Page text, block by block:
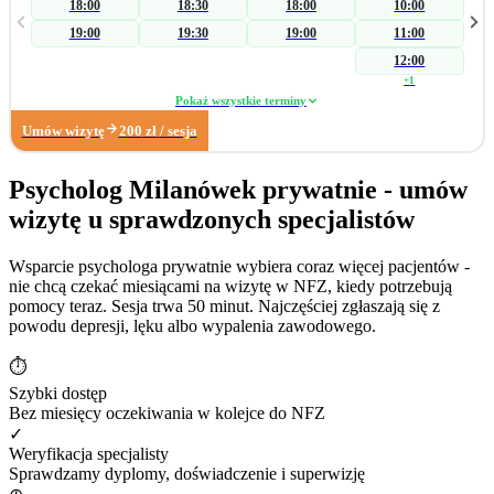
skierowania na badania laboratoryjne w celu wykluczenia somatycznych
przyczyn zaburzenia, a następnie koncentruję się na czynnikach
psychogennych. W zakresie wsparcia seksuologicznego pomagam parom i
osobom indywidualnym podczas konfliktów wpływających na ich seksualność.
Pracuję również z: • zaburzeniami libido (hiperlibidemia, hipolibidemia), •
od pornografii oraz masturbacji, • wpływem substancji psychoaktywnych na
seksualność. Poza obszarem seksuologicznym wspieram osoby z trudnościami
w radzeniu sobie z: • zarządzaniem trudnymi emocjami, • relacjami
społecznymi, • sytuacjami kryzysowymi i stresem adaptacyjnym, • obniżonym
nastrojem i lękiem. Dzięki wieloletniemu doświadczeniu w biznesie zapraszam
również na konsultacje dotyczące: • wypalenia zawodowego, • kryzysu
związanego z długotrwałym poszukiwaniem pracy, • stresu związanego ze
zmianą zawodową. Moje największe sukcesy zawodowe: • terapia
krótkoterminowa, której efektem było dokonanie coming outu w rodzinie, •
diagnoza wytrysku wstecznego, • diagnoza pochwicy.
18:00
19:00
18:30
19:30
18:00
19:00
10:00
11:00
12:00
+1
Pokaż wszystkie terminy
Umów wizytę 200 zł / sesja
Psycholog Milanówek prywatnie - umów
wizytę u sprawdzonych specjalistów
Wsparcie psychologa prywatnie wybiera coraz więcej pacjentów -
nie chcą czekać miesiącami na wizytę w NFZ, kiedy potrzebują
pomocy teraz. Sesja trwa 50 minut. Najczęściej zgłaszają się z
powodu depresji, lęku albo wypalenia zawodowego.
⏱
Szybki dostęp
Bez miesięcy oczekiwania w kolejce do NFZ
✓
Weryfikacja specjalisty
Sprawdzamy dyplomy, doświadczenie i superwizję